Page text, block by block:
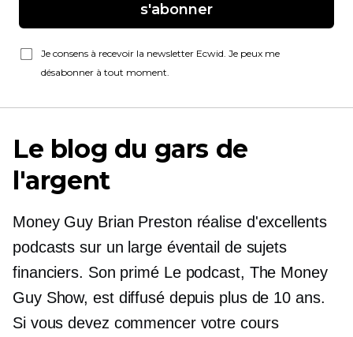
s'abonner
Je consens à recevoir la newsletter Ecwid. Je peux me
désabonner à tout moment.
Le blog du gars de
l'argent
Money Guy Brian Preston réalise d'excellents
podcasts sur un large éventail de sujets
financiers. Son priméLe podcast, The Money
Guy Show, est diffusé depuis plus de 10 ans.
Si vous devez commencer votre cours